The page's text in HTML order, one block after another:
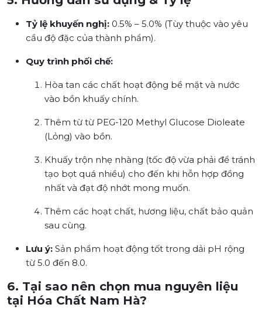
Tỷ lệ khuyến nghị: 0.5% – 5.0% (Tùy thuộc vào yêu
cầu độ đặc của thành phẩm).
Quy trình phối chế:
Hòa tan các chất hoạt động bề mặt và nước
vào bồn khuấy chính.
Thêm từ từ PEG-120 Methyl Glucose Dioleate
(Lỏng) vào bồn.
Khuấy trộn nhẹ nhàng (tốc độ vừa phải để tránh
tạo bọt quá nhiều) cho đến khi hỗn hợp đồng
nhất và đạt độ nhớt mong muốn.
Thêm các hoạt chất, hương liệu, chất bảo quản
sau cùng.
Lưu ý: Sản phẩm hoạt động tốt trong dải pH rộng
từ 5.0 đến 8.0.
6. Tại sao nên chọn mua nguyên liệu
tại Hóa Chất Nam Hà?